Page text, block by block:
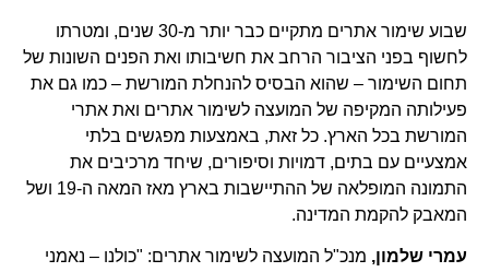
שבוע שימור אתרים מתקיים כבר יותר מ-30 שנים, ומטרתו
לחשוף בפני הציבור הרחב את חשיבותו ואת הפנים השונות של
תחום השימור – שהוא הבסיס להנחלת המורשת – כמו גם את
פעילותה המקיפה של המועצה לשימור אתרים ואת אתרי
המורשת בכל הארץ. כל זאת, באמצעות מפגשים בלתי
אמצעיים עם בתים, דמויות וסיפורים, שיחד מרכיבים את
התמונה המופלאה של ההתיישבות בארץ מאז המאה ה-19 ושל
המאבק להקמת המדינה.
עמרי שלמון, מנכ"ל המועצה לשימור אתרים: "כולנו – נאמני